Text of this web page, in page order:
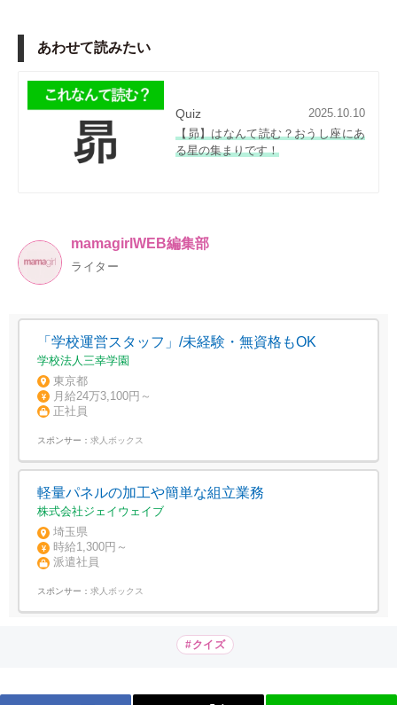
あわせて読みたい
Quiz
2025.10.10
【昴】はなんて読む？おうし座にあ
る星の集まりです！
mamagirlWEB編集部
ライター
「学校運営スタッフ」/未経験・無資格もOK
学校法人三幸学園
東京都
月給24万3,100円～
正社員
スポンサー： 求人ボックス
軽量パネルの加工や簡単な組立業務
株式会社ジェイウェイブ
埼玉県
時給1,300円～
派遣社員
スポンサー： 求人ボックス
#クイズ